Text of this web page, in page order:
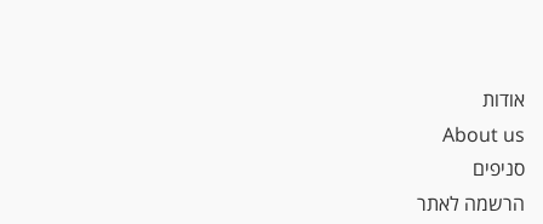
אודות
About us
סניפים
הרשמה לאתר